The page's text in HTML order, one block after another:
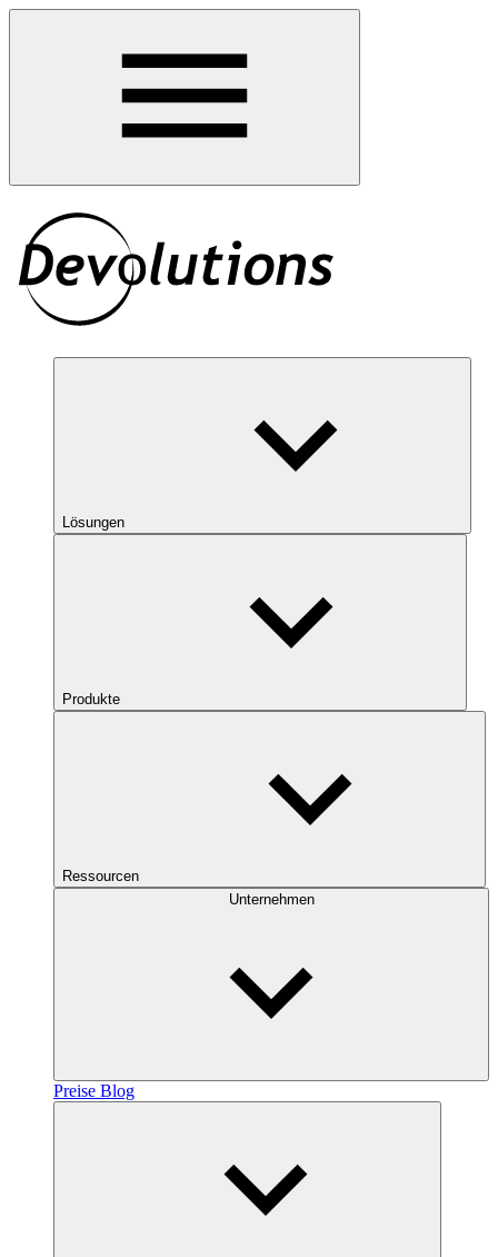
Lösungen
Produkte
Ressourcen
Unternehmen
Preise Blog